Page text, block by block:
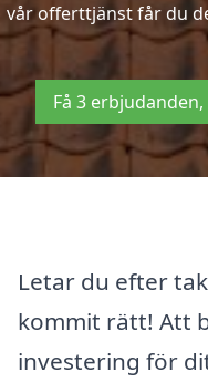
vår offerttjänst får du
Få 3
Letar du efter
kommit rätt! Att
investering för